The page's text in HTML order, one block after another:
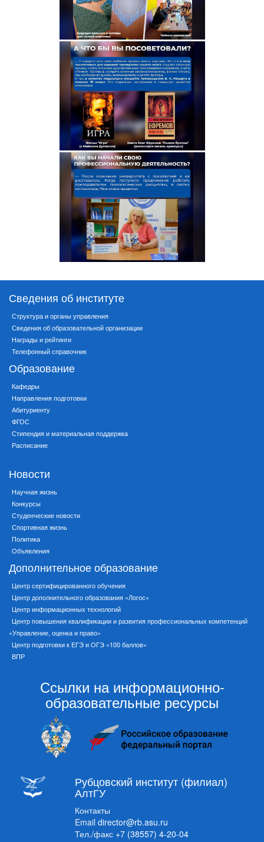
Сведения об институте
Структура и органы управления
Сведения об образовательной организации
Награды и рейтинги
Телефонный справочник
Образование
Кафедры
Направления подготовки
Абитуриенту
ФГОС
Стипендия и материальная поддержка
Расписание
Новости
Научная жизнь
Конкурсы
Студенческие новости
Спортивная жизнь
Политика
Объявления
Дополнительное образование
Центр сертифицированного обучения
Центр дополнительного образования «Логос»
Центр информационных технологий
Центр повышения квалификации и развития профессиональных компетенций
«Управление, оценка и право»
Центр подготовки к ЕГЭ и ОГЭ «100 баллов»
ВПР
Ссылки на информационно-
образовательные ресурсы
Рубцовский институт (филиал)
АлтГУ
Контакты
Email director@rb.asu.ru
Тел./факс +7 (38557) 4-20-04